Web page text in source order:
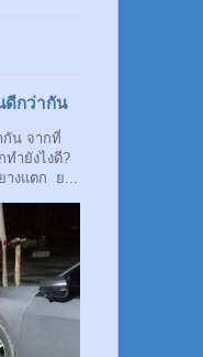
ดีกว่ากัน
กัน จากที่
ทำยังไงดี?
างแตก ย...